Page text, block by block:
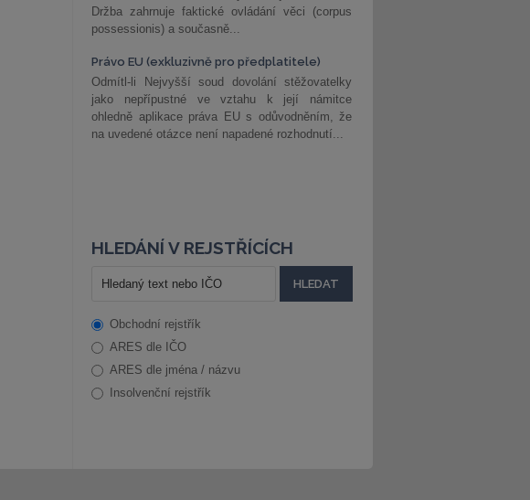
Držba zahrnuje faktické ovládání věci (corpus
possessionis) a současně...
Právo EU (exkluzivně pro předplatitele)
Odmítl-li Nejvyšší soud dovolání stěžovatelky
jako nepřípustné ve vztahu k její námitce
ohledně aplikace práva EU s odůvodněním, že
na uvedené otázce není napadené rozhodnutí...
HLEDÁNÍ V REJSTŘÍCÍCH
Obchodní rejstřík
ARES dle IČO
ARES dle jména / názvu
Insolvenční rejstřík